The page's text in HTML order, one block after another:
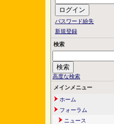
パスワード紛失
新規登録
検索
高度な検索
メインメニュー
ホーム
フォーラム
ニュース